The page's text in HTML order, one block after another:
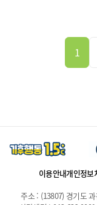
1
이용안내개인정보
주소 : (13807) 경기도